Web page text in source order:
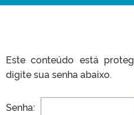
Este conteúdo está
digite sua senha abaixo.
Senha: